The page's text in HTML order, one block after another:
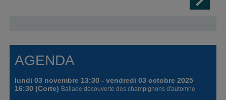
AGENDA
lundi 03 novembre 13:30 - vendredi 03 octobre 2025
16:30 (Corte) Ballade découverte des champignons d'automne